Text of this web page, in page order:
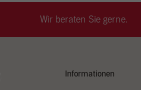
Wir beraten Sie gerne.
Informationen